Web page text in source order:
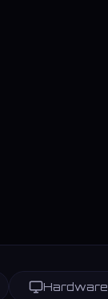
Hardware